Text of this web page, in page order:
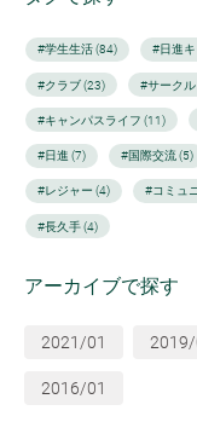
#学生生活 (84) #日進
#クラブ (23) #サーク
#キャンパスライフ (11)
#日進 (7) #国際交流 (5)
#レジャー (4) #コミュ
#長久手 (4)
アーカイブで探す
2021/01 2019/
2016/01